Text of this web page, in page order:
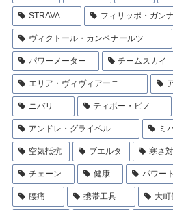
STRAVA フィリッポ・ガンナ
ヴィクトール・カンペナールツ
パワーメーター チームスカイ
エリア・ヴィヴィアーニ
ニバリ ティボー・ピノ
アンドレ・グライペル ミ
空気抵抗 ブエルタ 寒さ
チェーン 健康 パワー
腰痛 携帯工具 大町